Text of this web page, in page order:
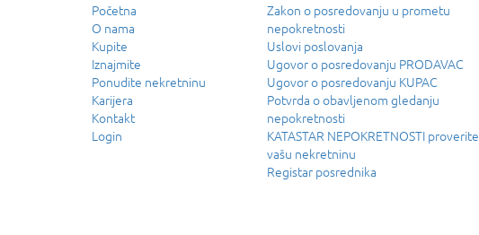
Početna
O nama
Kupite
Iznajmite
Ponudite nekretninu
Karijera
Kontakt
Login
Zakon o posredovanju u prometu
nepokretnosti
Uslovi poslovanja
Ugovor o posredovanju PRODAVAC
Ugovor o posredovanju KUPAC
Potvrda o obavljenom gledanju
nepokretnosti
KATASTAR NEPOKRETNOSTI proverite
vašu nekretninu
Registar posrednika